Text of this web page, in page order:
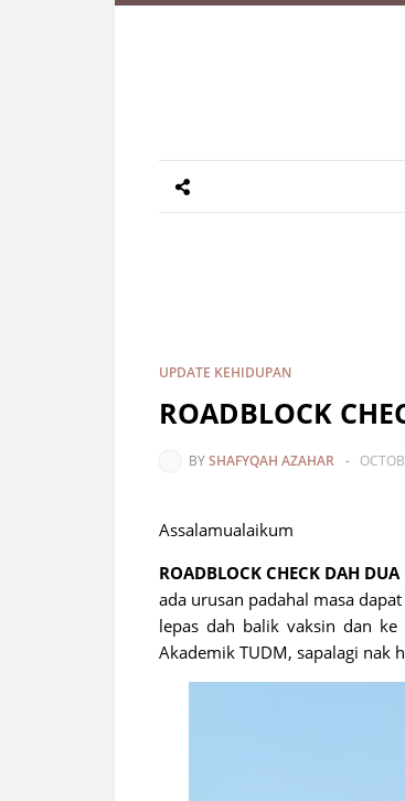
UPDATE KEHIDUPAN
ROADBLOCK
BYSHAFYQAH AZAHAR -
Assalamualaikum
ROADBLOCK CHECK DAH
ada urusan padahal masa
lepas dah balik vaksin dan
Akademik TUDM, sapalagi nak